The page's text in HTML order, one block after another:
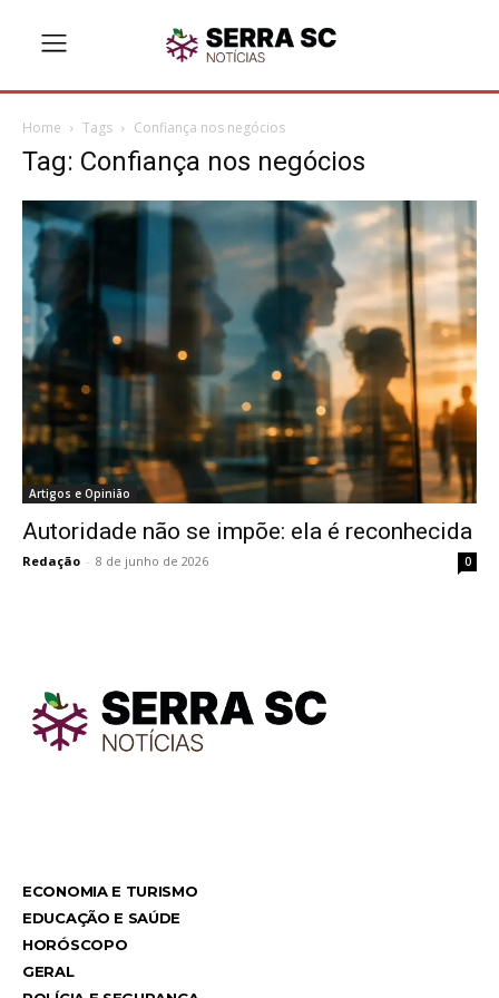
Home Tags Confiança nos negócios
Tag: Confiança nos negócios
Artigos e Opinião
Autoridade não se impõe: ela é reconhecida
Redação - 8 de junho de 2026 0
ECONOMIA E TURISMO
EDUCAÇÃO E SAÚDE
HORÓSCOPO
GERAL